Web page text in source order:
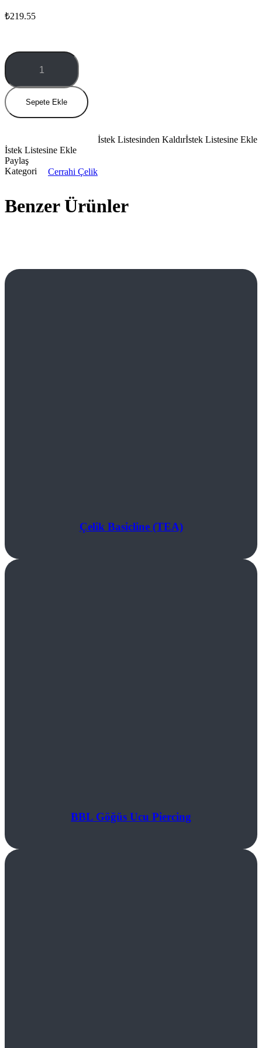
₺219.55
Gold
Simli
Göbek
Piercing
miktarSepete Ekle
İstek Listesine Ekle
İstek Listesinden Kaldır
İstek Listesine Ekle
Paylaş
Kategori
Cerrahi Çelik
Benzer Ürünler
Çelik Basicline (TEA)
BBL Göğüs Ucu Piercing